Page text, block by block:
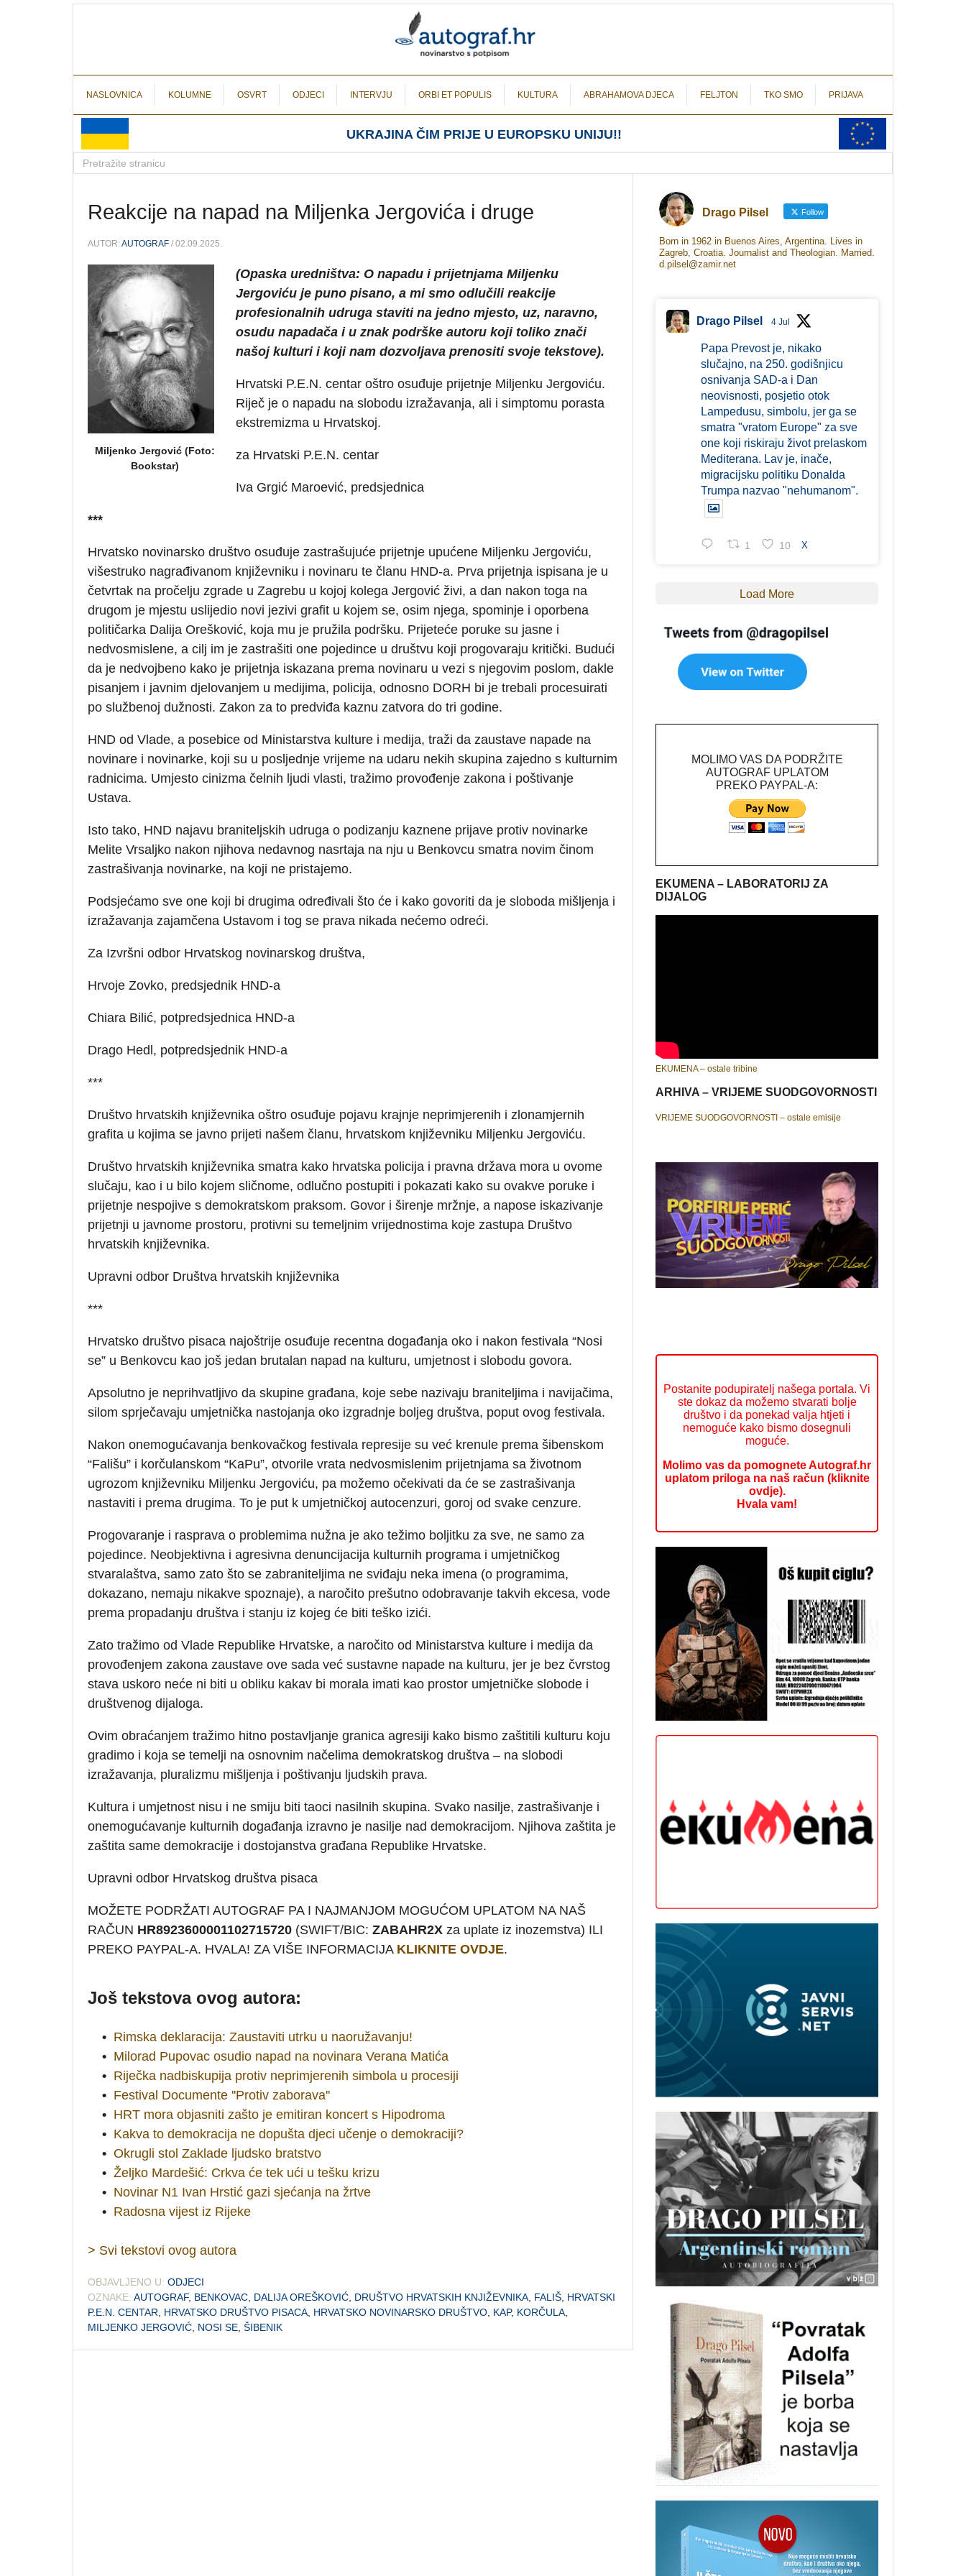
NASLOVNICA KOLUMNE OSVRT ODJECI INTERVJU ORBI ET POPULIS KULTURA ABRAHAMOVA DJECA FELJTON TKO SMO PRIJAVA
UKRAJINA ČIM PRIJE U EUROPSKU UNIJU!!
Reakcije na napad na Miljenka Jergovića i druge
AUTOR:AUTOGRAF / 02.09.2025.
Miljenko Jergović (Foto:
Bookstar)
(Opaska uredništva: O napadu i prijetnjama Miljenku
Jergoviću je puno pisano, a mi smo odlučili reakcije
profesionalnih udruga staviti na jedno mjesto, uz, naravno,
osudu napadača i u znak podrške autoru koji toliko znači
našoj kulturi i koji nam dozvoljava prenositi svoje tekstove).
Hrvatski P.E.N. centar oštro osuđuje prijetnje Miljenku Jergoviću.
Riječ je o napadu na slobodu izražavanja, ali i simptomu porasta
ekstremizma u Hrvatskoj.
za Hrvatski P.E.N. centar
Iva Grgić Maroević, predsjednica
***
Hrvatsko novinarsko društvo osuđuje zastrašujuće prijetnje upućene Miljenku Jergoviću,
višestruko nagrađivanom književniku i novinaru te članu HND-a. Prva prijetnja ispisana je u
četvrtak na pročelju zgrade u Zagrebu u kojoj kolega Jergović živi, a dan nakon toga na
drugom je mjestu uslijedio novi jezivi grafit u kojem se, osim njega, spominje i oporbena
političarka Dalija Orešković, koja mu je pružila podršku. Prijeteće poruke su jasne i
nedvosmislene, a cilj im je zastrašiti one pojedince u društvu koji progovaraju kritički. Budući
da je nedvojbeno kako je prijetnja iskazana prema novinaru u vezi s njegovim poslom, dakle
pisanjem i javnim djelovanjem u medijima, policija, odnosno DORH bi je trebali procesuirati
po službenoj dužnosti. Zakon za to predviđa kaznu zatvora do tri godine.
HND od Vlade, a posebice od Ministarstva kulture i medija, traži da zaustave napade na
novinare i novinarke, koji su u posljednje vrijeme na udaru nekih skupina zajedno s kulturnim
radnicima. Umjesto cinizma čelnih ljudi vlasti, tražimo provođenje zakona i poštivanje
Ustava.
Isto tako, HND najavu braniteljskih udruga o podizanju kaznene prijave protiv novinarke
Melite Vrsaljko nakon njihova nedavnog nasrtaja na nju u Benkovcu smatra novim činom
zastrašivanja novinarke, na koji ne pristajemo.
Podsjećamo sve one koji bi drugima određivali što će i kako govoriti da je sloboda mišljenja i
izražavanja zajamčena Ustavom i tog se prava nikada nećemo odreći.
Za Izvršni odbor Hrvatskog novinarskog društva,
Hrvoje Zovko, predsjednik HND-a
Chiara Bilić, potpredsjednica HND-a
Drago Hedl, potpredsjednik HND-a
***
Društvo hrvatskih književnika oštro osuđuje pojavu krajnje neprimjerenih i zlonamjernih
grafita u kojima se javno prijeti našem članu, hrvatskom književniku Miljenku Jergoviću.
Društvo hrvatskih književnika smatra kako hrvatska policija i pravna država mora u ovome
slučaju, kao i u bilo kojem sličnome, odlučno postupiti i pokazati kako su ovakve poruke i
prijetnje nespojive s demokratskom praksom. Govor i širenje mržnje, a napose iskazivanje
prijetnji u javnome prostoru, protivni su temeljnim vrijednostima koje zastupa Društvo
hrvatskih književnika.
Upravni odbor Društva hrvatskih književnika
***
Hrvatsko društvo pisaca najoštrije osuđuje recentna događanja oko i nakon festivala “Nosi
se” u Benkovcu kao još jedan brutalan napad na kulturu, umjetnost i slobodu govora.
Apsolutno je neprihvatljivo da skupine građana, koje sebe nazivaju braniteljima i navijačima,
silom sprječavaju umjetnička nastojanja oko izgradnje boljeg društva, poput ovog festivala.
Nakon onemogućavanja benkovačkog festivala represije su već krenule prema šibenskom
“Fališu” i korčulanskom “KaPu”, otvorile vrata nedvosmislenim prijetnjama sa životnom
ugrozom književniku Miljenku Jergoviću, pa možemo očekivati da će se zastrašivanja
nastaviti i prema drugima. To je put k umjetničkoj autocenzuri, goroj od svake cenzure.
Progovaranje i rasprava o problemima nužna je ako težimo boljitku za sve, ne samo za
pojedince. Neobjektivna i agresivna denuncijacija kulturnih programa i umjetničkog
stvaralaštva, samo zato što se zabraniteljima ne sviđaju neka imena (o programima,
dokazano, nemaju nikakve spoznaje), a naročito prešutno odobravanje takvih ekcesa, vode
prema propadanju društva i stanju iz kojeg će biti teško izići.
Zato tražimo od Vlade Republike Hrvatske, a naročito od Ministarstva kulture i medija da
provođenjem zakona zaustave ove sada već sustavne napade na kulturu, jer je bez čvrstog
stava uskoro neće ni biti u obliku kakav bi morala imati kao prostor umjetničke slobode i
društvenog dijaloga.
Ovim obraćanjem tražimo hitno postavljanje granica agresiji kako bismo zaštitili kulturu koju
gradimo i koja se temelji na osnovnim načelima demokratskog društva – na slobodi
izražavanja, pluralizmu mišljenja i poštivanju ljudskih prava.
Kultura i umjetnost nisu i ne smiju biti taoci nasilnih skupina. Svako nasilje, zastrašivanje i
onemogućavanje kulturnih događanja izravno je nasilje nad demokracijom. Njihova zaštita je
zaštita same demokracije i dostojanstva građana Republike Hrvatske.
Upravni odbor Hrvatskog društva pisaca
MOŽETE PODRŽATI AUTOGRAF PA I NAJMANJOM MOGUĆOM UPLATOM NA NAŠ
RAČUN HR8923600001102715720 (SWIFT/BIC: ZABAHR2X za uplate iz inozemstva) ILI
PREKO PAYPAL-A. HVALA! ZA VIŠE INFORMACIJA KLIKNITE OVDJE.
Još tekstova ovog autora:
• Rimska deklaracija: Zaustaviti utrku u naoružavanju!
• Milorad Pupovac osudio napad na novinara Verana Matića
• Riječka nadbiskupija protiv neprimjerenih simbola u procesiji
• Festival Documente ''Protiv zaborava''
• HRT mora objasniti zašto je emitiran koncert s Hipodroma
• Kakva to demokracija ne dopušta djeci učenje o demokraciji?
• Okrugli stol Zaklade ljudsko bratstvo
• Željko Mardešić: Crkva će tek ući u tešku krizu
• Novinar N1 Ivan Hrstić gazi sjećanja na žrtve
• Radosna vijest iz Rijeke
> Svi tekstovi ovog autora
OBJAVLJENO U: ODJECI
OZNAKE: AUTOGRAF, BENKOVAC DALIJA OREŠKOVIĆ DRUŠTVO HRVATSKIH KNJIŽEVNIKA FALIŠ HRVATSKI
P.E.N. CENTAR
HRVATSKO DRUŠTVO PISACA HRVATSKO NOVINARSKO DRUŠTVO KAP, KORČULA
MILJENKO JERGOVIĆ NOSI SE ŠIBENIK
Drago Pilsel Follow
Born in 1962 in Buenos Aires, Argentina. Lives in
Zagreb, Croatia. Journalist and Theologian. Married.
d.pilsel@zamir.net
Drago Pilsel 4 Jul
Papa Prevost je, nikako
slučajno, na 250. godišnjicu
osnivanja SAD-a i Dan
neovisnosti, posjetio otok
Lampedusu, simbolu, jer ga se
smatra "vratom Europe" za sve
one koji riskiraju život prelaskom
Mediterana. Lav je, inače,
migracijsku politiku Donalda
Trumpa nazvao "nehumanom".
1 10 X
Load More
MOLIMO VAS DA PODRŽITE
AUTOGRAF UPLATOM
PREKO PAYPAL-A:
EKUMENA – LABORATORIJ ZA
DIJALOG
EKUMENA – ostale tribine
ARHIVA – VRIJEME SUODGOVORNOSTI
VRIJEME SUODGOVORNOSTI – ostale emisije
Postanite podupiratelj našega portala. Vi
ste dokaz da možemo stvarati bolje
društvo i da ponekad valja htjeti i
nemoguće kako bismo dosegnuli
moguće.
Molimo vas da pomognete Autograf.hr
uplatom priloga na naš račun (kliknite
ovdje).
Hvala vam!